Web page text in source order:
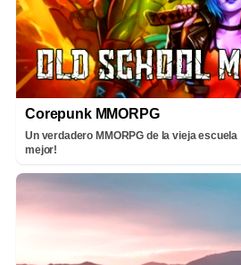
Corepunk MMORPG
Un verdadero MMORPG de la vieja
mejor!